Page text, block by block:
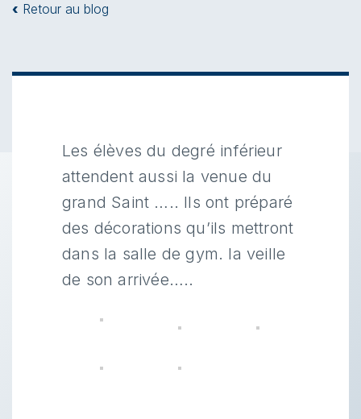
‹ Retour au blog
Les élèves du degré inférieur
attendent aussi la venue du
grand Saint ….. Ils ont préparé
des décorations qu’ils mettront
dans la salle de gym. la veille
de son arrivée…..